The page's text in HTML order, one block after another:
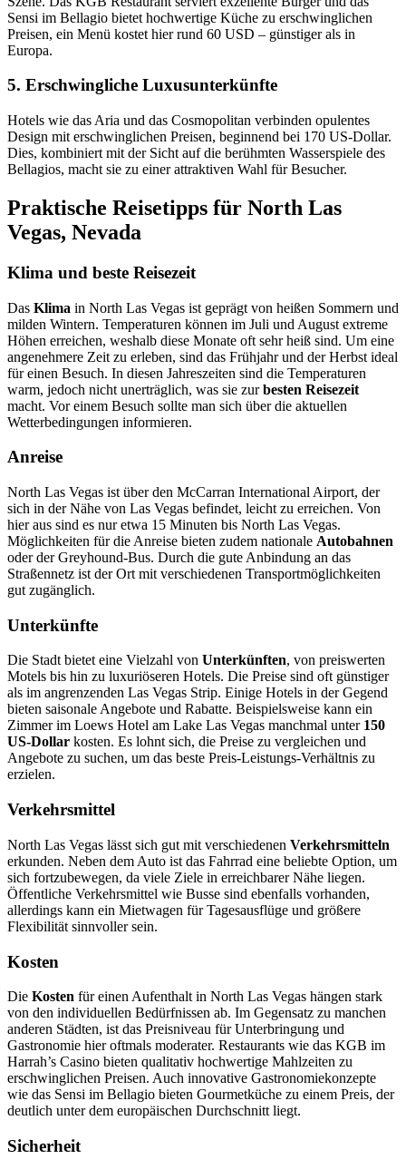
Sensi im Bellagio bietet hochwertige Küche zu erschwinglichen
Preisen, ein Menü kostet hier rund 60 USD – günstiger als in
Europa.
5. Erschwingliche Luxusunterkünfte
Hotels wie das Aria und das Cosmopolitan verbinden opulentes
Design mit erschwinglichen Preisen, beginnend bei 170 US-Dollar.
Dies, kombiniert mit der Sicht auf die berühmten Wasserspiele des
Bellagios, macht sie zu einer attraktiven Wahl für Besucher.
Praktische Reisetipps für North Las
Vegas, Nevada
Klima und beste Reisezeit
Das Klima in North Las Vegas ist geprägt von heißen Sommern und
milden Wintern. Temperaturen können im Juli und August extreme
Höhen erreichen, weshalb diese Monate oft sehr heiß sind. Um eine
angenehmere Zeit zu erleben, sind das Frühjahr und der Herbst ideal
für einen Besuch. In diesen Jahreszeiten sind die Temperaturen
warm, jedoch nicht unerträglich, was sie zurbesten Reisezeit
macht. Vor einem Besuch sollte man sich über die aktuellen
Wetterbedingungen informieren.
Anreise
North Las Vegas ist über den McCarran International Airport, der
sich in der Nähe von Las Vegas befindet, leicht zu erreichen. Von
hier aus sind es nur etwa 15 Minuten bis North Las Vegas.
Möglichkeiten für die Anreise bieten zudem nationale Autobahnen
oder der Greyhound-Bus. Durch die gute Anbindung an das
Straßennetz ist der Ort mit verschiedenen Transportmöglichkeiten
gut zugänglich.
Unterkünfte
Die Stadt bietet eine Vielzahl von Unterkünften, von preiswerten
Motels bis hin zu luxuriöseren Hotels. Die Preise sind oft günstiger
als im angrenzenden Las Vegas Strip. Einige Hotels in der Gegend
bieten saisonale Angebote und Rabatte. Beispielsweise kann ein
Zimmer im Loews Hotel am Lake Las Vegas manchmal unter 150
US-Dollar kosten. Es lohnt sich, die Preise zu vergleichen und
Angebote zu suchen, um das beste Preis-Leistungs-Verhältnis zu
erzielen.
Verkehrsmittel
North Las Vegas lässt sich gut mit verschiedenen Verkehrsmitteln
erkunden. Neben dem Auto ist das Fahrrad eine beliebte Option, um
sich fortzubewegen, da viele Ziele in erreichbarer Nähe liegen.
Öffentliche Verkehrsmittel wie Busse sind ebenfalls vorhanden,
allerdings kann ein Mietwagen für Tagesausflüge und größere
Flexibilität sinnvoller sein.
Kosten
Die Kosten für einen Aufenthalt in North Las Vegas hängen stark
von den individuellen Bedürfnissen ab. Im Gegensatz zu manchen
anderen Städten, ist das Preisniveau für Unterbringung und
Gastronomie hier oftmals moderater. Restaurants wie das KGB im
Harrah’s Casino bieten qualitativ hochwertige Mahlzeiten zu
erschwinglichen Preisen. Auch innovative Gastronomiekonzepte
wie das Sensi im Bellagio bieten Gourmetküche zu einem Preis, der
deutlich unter dem europäischen Durchschnitt liegt.
Sicherheit